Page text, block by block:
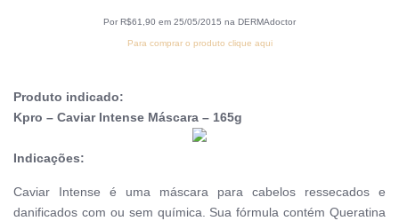
Por R$61,90 em 25/05/2015 na DERMAdoctor
Para comprar o produto clique aqui
Produto indicado:
Kpro – Caviar Intense Máscara – 165g
Indicações:
Caviar Intense é uma máscara para cabelos ressecados e
danificados com ou sem química. Sua fórmula contém Queratina